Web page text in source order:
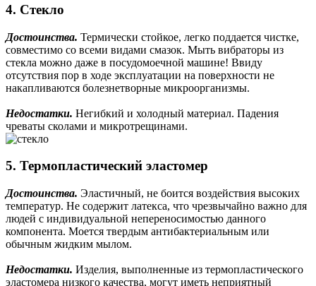
4. Стекло
Достоинства. Термически стойкое, легко поддается чистке,
совместимо со всеми видами смазок. Мыть вибраторы из
стекла можно даже в посудомоечной машине! Ввиду
отсутствия пор в ходе эксплуатации на поверхности не
накапливаются болезнетворные микроорганизмы.
Недостатки. Негибкий и холодный материал. Падения
чреваты сколами и микротрещинами.
5. Термопластический эластомер
Достоинства. Эластичный, не боится воздействия высоких
температур. Не содержит латекса, что чрезвычайно важно для
людей с индивидуальной непереносимостью данного
компонента. Моется твердым антибактериальным или
обычным жидким мылом.
Недостатки. Изделия, выполненные из термопластического
эластомера низкого качества, могут иметь неприятный